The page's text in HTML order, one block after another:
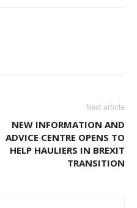
Next article
NEW INFORMATION AND
ADVICE CENTRE OPENS TO
HELP HAULIERS IN BREXIT
TRANSITION